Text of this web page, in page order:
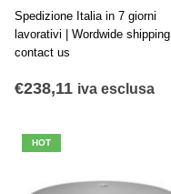
Spedizione Italia in 7 giorni
lavorativi | Wordwide shipping
contact us
€238,11 iva esclusa
HOT